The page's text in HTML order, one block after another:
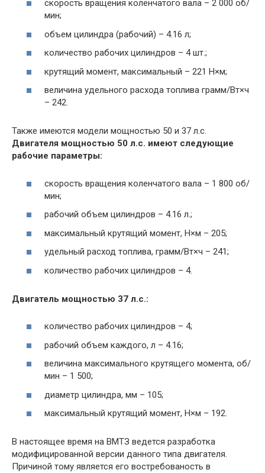
скорость вращения коленчатого вала – 2 000 об/
мин;
объем цилиндра (рабочий) – 4.16 л;
количество рабочих цилиндров – 4 шт.;
крутящий момент, максимальный – 221 Н×м;
величина удельного расхода топлива грамм/Вт×ч
– 242.
Также имеются модели мощностью 50 и 37 л.с.
Двигателя мощностью 50 л.с. имеют следующие
рабочие параметры:
скорость вращения коленчатого вала – 1 800 об/
мин;
рабочий объем цилиндров – 4.16 л.;
максимальный крутящий момент, Н×м – 205;
удельный расход топлива, грамм/Вт×ч – 241;
количество рабочих цилиндров – 4.
Двигатель мощностью 37 л.с.:
количество рабочих цилиндров – 4;
рабочий объем каждого, л – 4.16;
величина максимального крутящего момента, об/
мин – 1 500;
диаметр цилиндра, мм – 105;
максимальный крутящий момент, Н×м – 192.
В настоящее время на ВМТЗ ведется разработка
модифицированной версии данного типа двигателя.
Причиной тому является его востребованость в